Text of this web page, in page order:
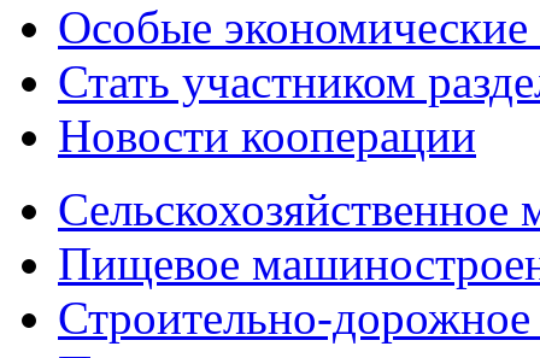
Особые
Стать участником
Новости кооперации
Пищевое
Строительно-